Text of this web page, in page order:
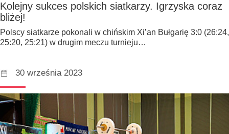
Kolejny sukces polskich siatkarzy. Igrzyska coraz
bliżej!
Polscy siatkarze pokonali w chińskim Xi’an Bułgarię 3:0 (26:24,
25:20, 25:21) w drugim meczu turnieju…
30 września 2023